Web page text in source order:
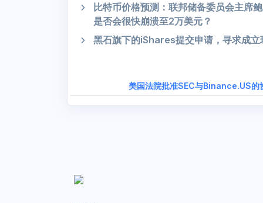
比特币价格预测：联邦储备委员会主席
是否会很快崩溃至2万美元？
黑石旗下的iShares提交申请，寻求成立
美国法院批准SEC与Binance.US的